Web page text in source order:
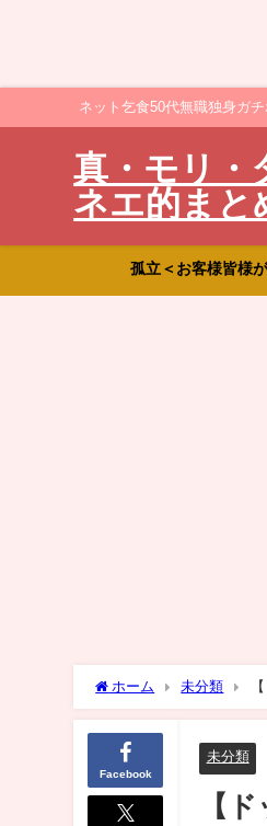
ネット乞食50代無職独身ガ
真・モリ・
ネエ的まと
孤立＜お客様皆様
ホーム 未分類
Facebook
未分類
【